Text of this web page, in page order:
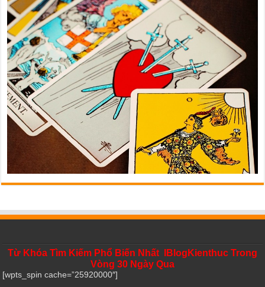
Từ Khóa Tìm Kiếm Phổ Biến Nhất IBlogKienthuc Trong
Vòng 30 Ngày Qua
[wpts_spin cache=”25920000″]